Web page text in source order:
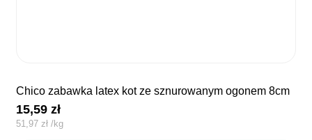
chico zabawka latex kot ze sznurowanym ogonem 8cm
15,59zł
51,97 zł /kg